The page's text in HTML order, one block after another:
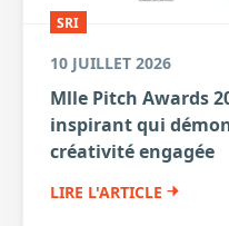
SRI
10 JUILLET 2026
Mlle Pitch Awards
inspirant qui
créativité engagée
LIRE L'ARTICLE